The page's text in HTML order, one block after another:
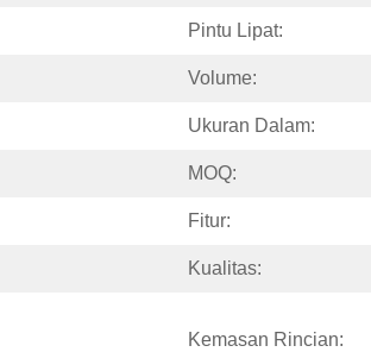
Pintu Lipat:
Volume:
Ukuran Dalam:
MOQ:
Fitur:
Kualitas:
Kemasan Rincian: